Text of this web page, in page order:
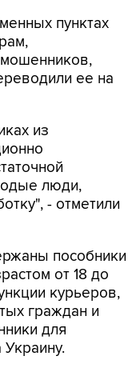
пунктах
ее на
из
люди,
- отметили
пособники
от 18 до
курьеров,
граждан и
для